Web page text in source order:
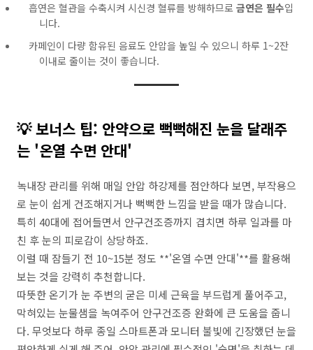
흡연은 혈관을 수축시켜 시신경 혈류를 방해하므로 금연은 필수입
니다.
카페인이 다량 함유된 음료도 안압을 높일 수 있으니 하루 1~2잔
이내로 줄이는 것이 좋습니다.
💡 보너스 팁: 안약으로 뻑뻑해진 눈을 달래주
는 '온열 수면 안대'
녹내장 관리를 위해 매일 안압 하강제를 점안하다 보면, 부작용으
로 눈이 쉽게 건조해지거나 뻑뻑한 느낌을 받을 때가 많습니다.
특히 40대에 접어들면서 안구건조증까지 겹치면 하루 일과를 마
친 후 눈의 피로감이 상당하죠.
이럴 때 잠들기 전 10~15분 정도 **'온열 수면 안대'**를 활용해
보는 것을 강력히 추천합니다.
따뜻한 온기가 눈 주변의 굳은 미세 근육을 부드럽게 풀어주고,
막혀있는 눈물샘을 녹여주어 안구건조증 완화에 큰 도움을 줍니
다. 무엇보다 하루 종일 스마트폰과 모니터 불빛에 긴장했던 눈을